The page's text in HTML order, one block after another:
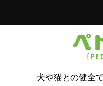
犬や猫との健全